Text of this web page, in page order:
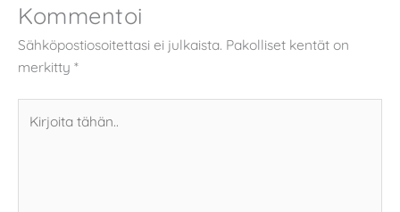
Kommentoi
Sähköpostiosoitettasi ei julkaista. Pakolliset kentät on
merkitty *
tähän..